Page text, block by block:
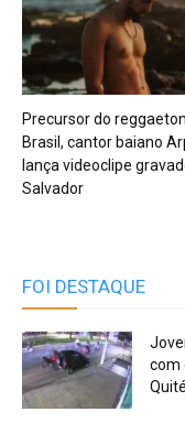
Precursor do
Brasil, cantor baiano
lança videoclipe
Salvador
FOI DESTAQUE
com